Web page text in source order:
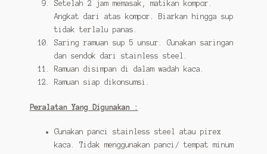
Setelah 2 jam memasak, matikan kompor.
Angkat dari atas kompor. Biarkan hingga sup
tidak terlalu panas.
Saring ramuan sup 5 unsur. Gunakan saringan
dan sendok dari stainless steel.
Ramuan disimpan di dalam wadah kaca.
Ramuan siap dikonsumsi.
Peralatan Yang Digunakan :
Gunakan panci stainless steel atau pirex
kaca. Tidak menggunakan panci/ tempat minum